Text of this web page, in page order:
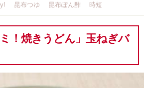
昆布つゆ 昆布ぽん酢
時短
！焼きうどん」玉ねぎバ